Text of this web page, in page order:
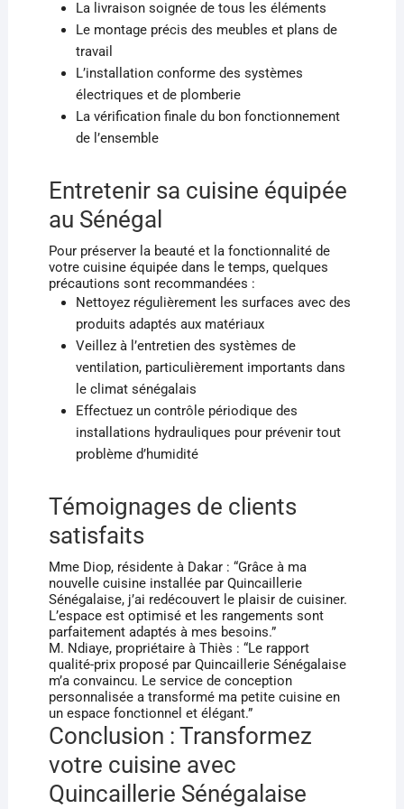
La livraison soignée de tous les éléments
Le montage précis des meubles et plans de
travail
L’installation conforme des systèmes
électriques et de plomberie
La vérification finale du bon fonctionnement
de l’ensemble
Entretenir sa cuisine équipée
au Sénégal
Pour préserver la beauté et la fonctionnalité de
votre cuisine équipée dans le temps, quelques
précautions sont recommandées :
Nettoyez régulièrement les surfaces avec des
produits adaptés aux matériaux
Veillez à l’entretien des systèmes de
ventilation, particulièrement importants dans
le climat sénégalais
Effectuez un contrôle périodique des
installations hydrauliques pour prévenir tout
problème d’humidité
Témoignages de clients
satisfaits
Mme Diop, résidente à Dakar : “Grâce à ma
nouvelle cuisine installée par Quincaillerie
Sénégalaise, j’ai redécouvert le plaisir de cuisiner.
L’espace est optimisé et les rangements sont
parfaitement adaptés à mes besoins.”
M. Ndiaye, propriétaire à Thiès : “Le rapport
qualité-prix proposé par Quincaillerie Sénégalaise
m’a convaincu. Le service de conception
personnalisée a transformé ma petite cuisine en
un espace fonctionnel et élégant.”
Conclusion : Transformez
votre cuisine avec
Quincaillerie Sénégalaise